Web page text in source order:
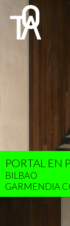
PORTAL EN
BILBAO
GARMENDIA